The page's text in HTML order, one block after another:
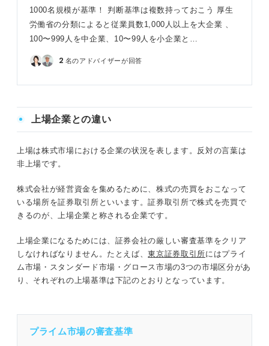
1000名規模が基準！ 判断基準は複数持っておこう 厚生
労働省の分類によると従業員数1,000人以上を大企業 、
100〜999人を中企業、10〜99人を小企業と…
2 名のアドバイザーが回答
上場企業との違い
上場は株式市場における企業の状況を表します。反対の言葉は
非上場です。
株式会社が経営資金を集めるために、株式の売買をおこなって
いる場所を証券取引所といいます。証券取引所で株式を売買で
きるのが、上場企業と称される企業です。
上場企業になるためには、証券会社の厳しい審査基準をクリア
しなければなりません。たとえば、東京証券取引所にはプライ
ム市場・スタンダード市場・グロース市場の3つの市場区分があ
り、それぞれの上場基準は下記のとおりとなっています。
プライム市場の審査基準